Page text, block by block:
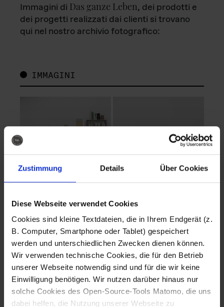
Zustimmung Details Über Cookies
Diese Webseite verwendet Cookies
Cookies sind kleine Textdateien, die in Ihrem Endgerät (z.
B. Computer, Smartphone oder Tablet) gespeichert
werden und unterschiedlichen Zwecken dienen können.
Wir verwenden technische Cookies, die für den Betrieb
unserer Webseite notwendig sind und für die wir keine
Einwilligung benötigen. Wir nutzen darüber hinaus nur
solche Cookies des Open-Source-Tools Matomo, die uns
dabei helfen, die Nutzung unserer Webseite zu
Immagini di Das ganze Leben, dei prodotti e
dei progetti realizzati dai clienti si trovano
qui nel nostro archivio fotografico:
IMMAGINI
Fotografo: Lorenz
Sternbach
Download
Fotografo: Lorenz
Sternbach
Download